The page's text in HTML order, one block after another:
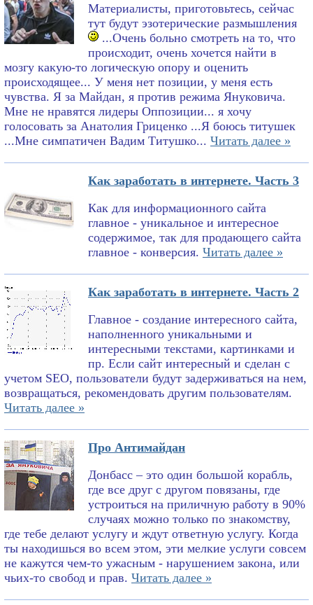
Материалисты, приготовьтесь, сейчас
тут будут эзотерические размышления
...Очень больно смотреть на то, что
происходит, очень хочется найти в
мозгу какую-то логическую опору и оценить
происходящее... У меня нет позиции, у меня есть
чувства. Я за Майдан, я против режима Януковича.
Мне не нравятся лидеры Оппозиции... я хочу
голосовать за Анатолия Гриценко ...Я боюсь титушек
...Мне симпатичен Вадим Титушко... Читать далее »
Как заработать в интернете. Часть 3
Как для информационного сайта
главное - уникальное и интересное
содержимое, так для продающего сайта
главное - конверсия. Читать далее »
Как заработать в интернете. Часть 2
Главное - создание интересного сайта,
наполненного уникальными и
интересными текстами, картинками и
пр. Если сайт интересный и сделан с
учетом SEO, пользователи будут задерживаться на нем,
возвращаться, рекомендовать другим пользователям.
Читать далее »
Про Антимайдан
Донбасс – это один большой корабль,
где все друг с другом повязаны, где
устроиться на приличную работу в 90%
случаях можно только по знакомству,
где тебе делают услугу и ждут ответную услугу. Когда
ты находишься во всем этом, эти мелкие услуги совсем
не кажутся чем-то ужасным - нарушением закона, или
чьих-то свобод и прав. Читать далее »